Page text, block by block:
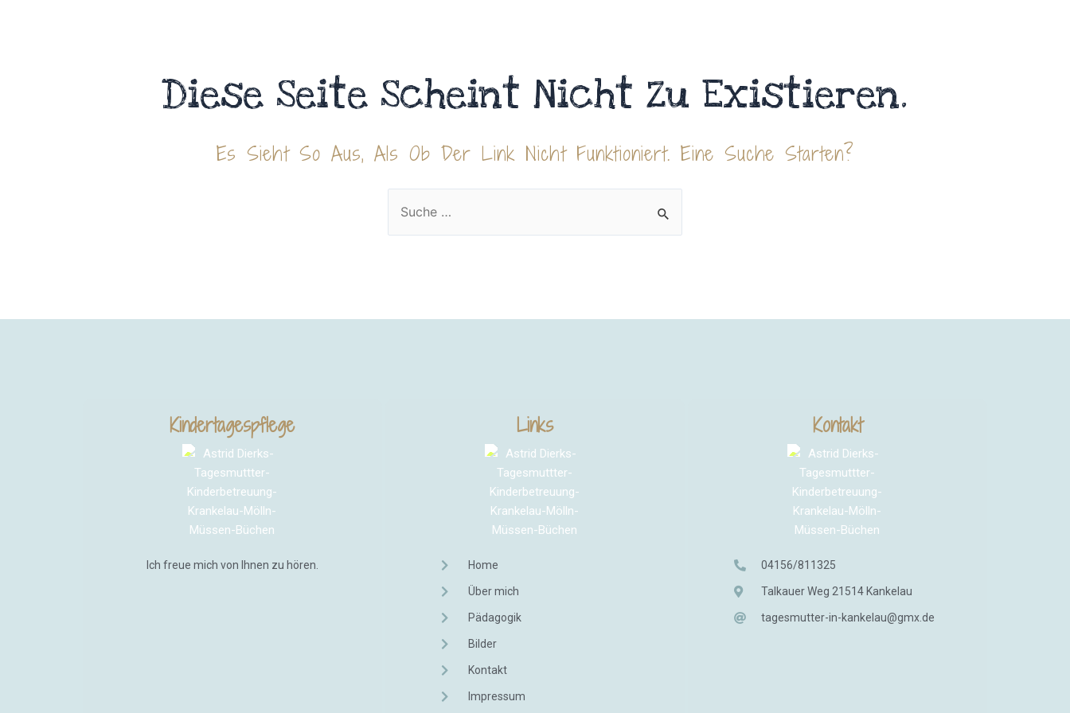
Diese Seite Scheint Nicht Zu Existieren.
Es Sieht So Aus, Als Ob Der Link Nicht Funktioniert. Eine Suche Starten?
Kindertagespflege
Ich freue mich von Ihnen zu hören.
Links
Home
Über mich
Pädagogik
Bilder
Kontakt
Impressum
Kontakt
04156/811325
Talkauer Weg 21514 Kankelau
tagesmutter-in-kankelau@gmx.de